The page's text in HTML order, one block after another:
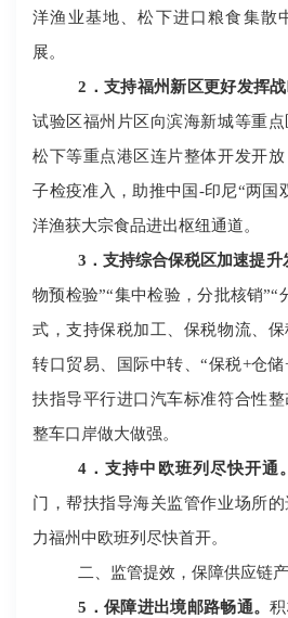
洋渔业基地、松下进口粮食集散
展。
2 ．支持福州新区更好发挥战
试验区福州片区向滨海新城等重点
松下等重点港区连片整体开发开
子检疫准入，助推中国-印尼“两国
洋渔获大宗食品进出枢纽通道。
3 ．支持综合保税区加速提升
物预检验”“集中检验，分批核销”“
式，支持保税加工、保税物流、
转口贸易、国际中转、“保税+仓
扶指导平行进口汽车标准符合性
整车口岸做大做强。
4 ．支持中欧班列尽快开通。
门，帮扶指导海关监管作业场所
力福州中欧班列尽快首开。
二、监管提效，保障供应链
5 ．保障进出境邮路畅通。